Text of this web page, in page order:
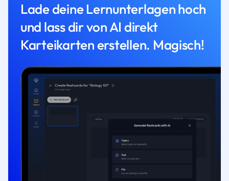
Lade deine Lernunterlagen hoch
und lass dir von AI direkt
Karteikarten erstellen. Magisch!